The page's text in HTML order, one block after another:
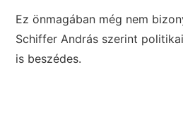
Ez önmagában még nem
Schiffer András szerint
is beszédes.